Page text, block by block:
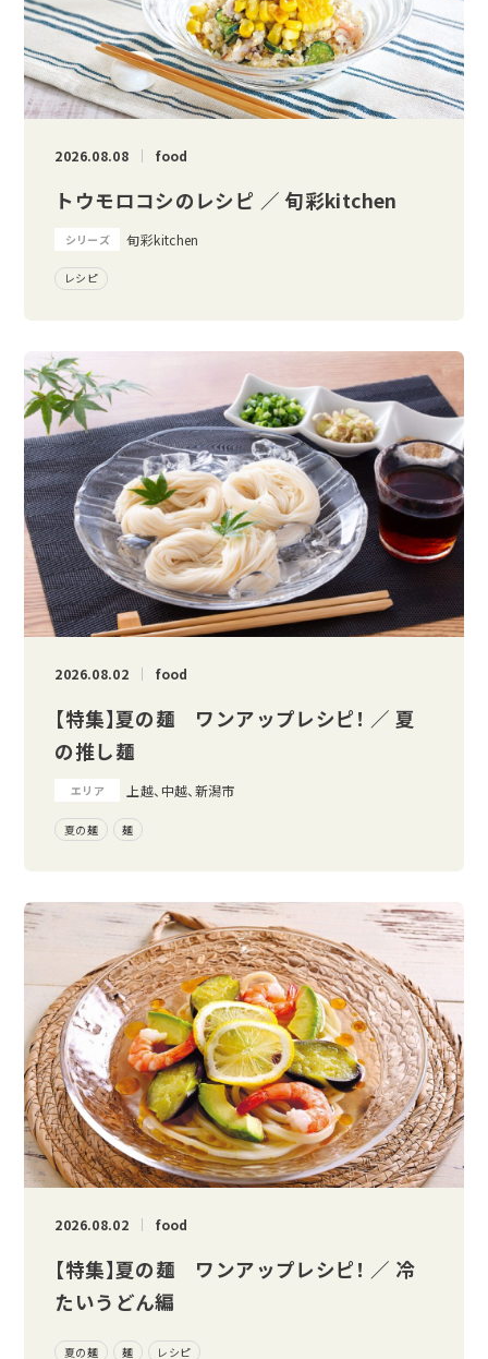
2026.08.08 food
トウモロコシのレシピ ／ 旬彩kitchen
シリーズ 旬彩kitchen
レシピ
2026.08.02 food
【特集】夏の麺 ワンアップレシピ！ ／ 夏
の推し麺
エリア 上越、中越、新潟市
夏の麺 麺
2026.08.02 food
【特集】夏の麺 ワンアップレシピ！ ／ 冷
たいうどん編
夏の麺 麺 レシピ